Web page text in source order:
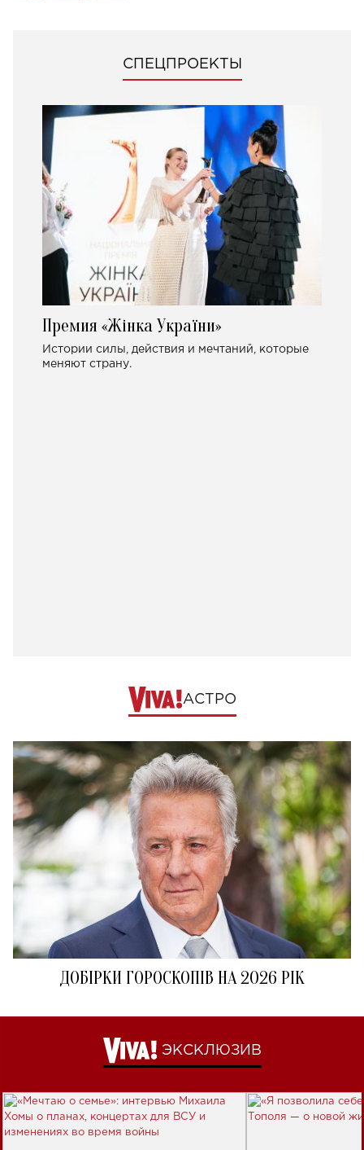
СПЕЦПРОЕКТЫ
Премия «Жінка України»
Истории силы, действия и мечтаний, которые
меняют страну.
АСТРО
ДОБІРКИ ГОРОСКОПІВ НА 2026 РІК
ЭКСКЛЮЗИВ